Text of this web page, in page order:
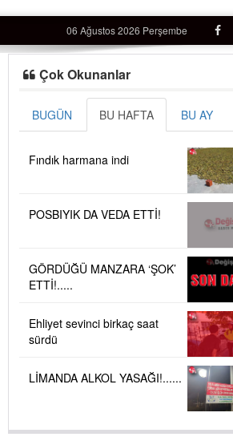
06 Ağustos 2026 Perşembe
Çok Okunanlar
BUGÜN BU HAFTA BU AY
Fındık harmana indi
POSBIYIK DA VEDA ETTİ!
GÖRDÜĞÜ MANZARA ‘ŞOK’
ETTİ!.....
Ehliyet sevinci birkaç saat
sürdü
LİMANDA ALKOL YASAĞI!......